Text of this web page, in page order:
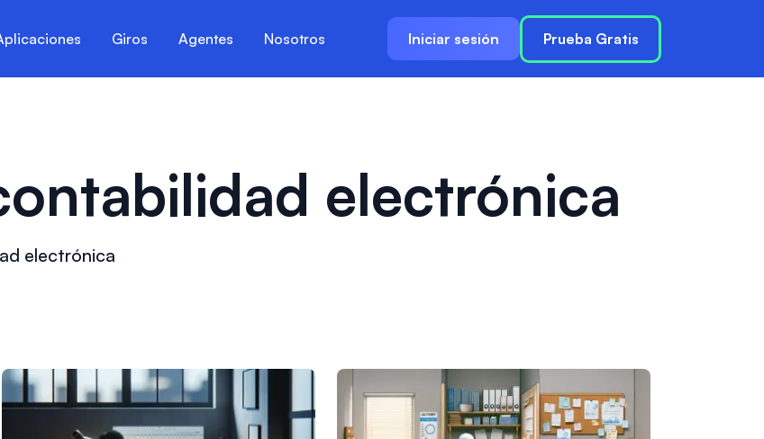
Giros Agentes Nosotros Iniciar sesión Prueba Gratis
electrónica
electrónica